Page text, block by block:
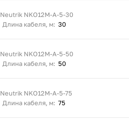
Neutrik NKO12M-A-5-30
Длина кабеля, м: 30
Neutrik NKO12M-A-5-50
Длина кабеля, м: 50
Neutrik NKO12M-A-5-75
Длина кабеля, м: 75